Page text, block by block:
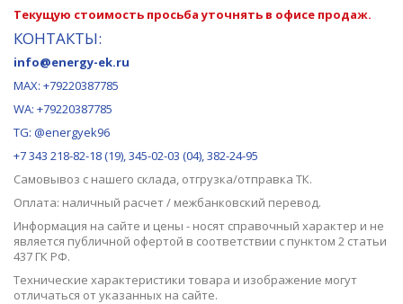
Текущую стоимость просьба уточнять в офисе продаж.
КОНТАКТЫ:
info@energy-ek.ru
MAX: +79220387785
WA: +79220387785
TG: @energyek96
+7 343 218-82-18 (19), 345-02-03 (04), 382-24-95
Самовывоз с нашего склада, отгрузка/отправка ТК.
Оплата: наличный расчет / межбанковский перевод.
Информация на сайте и цены - носят справочный характер и не
является публичной офертой в соответствии с пунктом 2 статьи
437 ГК РФ.
Технические характеристики товара и изображение могут
отличаться от указанных на сайте.